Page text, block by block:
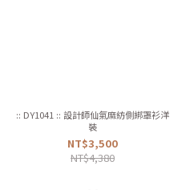
:: DY1041 :: 設計師仙氣麻紡側綁罩衫洋
裝
NT$3,500
NT$4,380